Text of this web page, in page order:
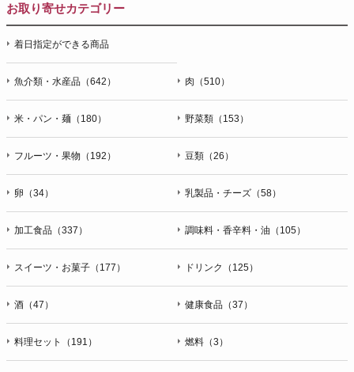
お取り寄せカテゴリー
着日指定ができる商品
魚介類・水産品（642） 肉（510）
米・パン・麺（180） 野菜類（153）
フルーツ・果物（192） 豆類（26）
卵（34） 乳製品・チーズ（58）
加工食品（337） 調味料・香辛料・油（105）
スイーツ・お菓子（177） ドリンク（125）
酒（47） 健康食品（37）
料理セット（191） 燃料（3）